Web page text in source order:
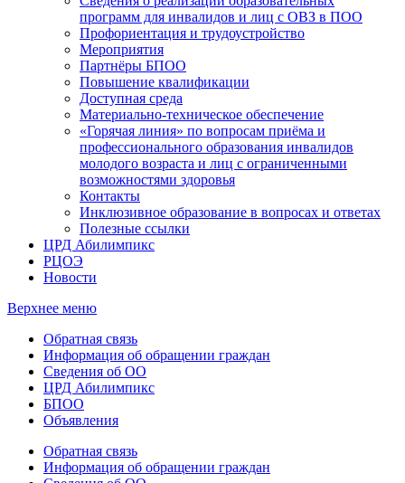
программ для инвалидов и лиц с ОВЗ в ПОО
Профориентация и трудоустройство
Мероприятия
Партнёры БПОО
Повышение квалификации
Доступная среда
Материально-техническое обеспечение
«Горячая линия» по вопросам приёма и
профессионального образования инвалидов
молодого возраста и лиц с ограниченными
возможностями здоровья
Контакты
Инклюзивное образование в вопросах и ответах
Полезные ссылки
ЦРД Абилимпикс
РЦОЭ
Новости
Верхнее меню
Обратная связь
Информация об обращении граждан
Сведения об ОО
ЦРД Абилимпикс
БПОО
Объявления
Обратная связь
Информация об обращении граждан